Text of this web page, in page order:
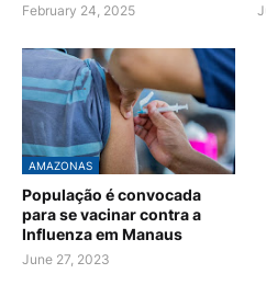
February 24, 2025
AMAZONAS
População é convocada
para se vacinar contra a
Influenza em Manaus
June 27, 2023